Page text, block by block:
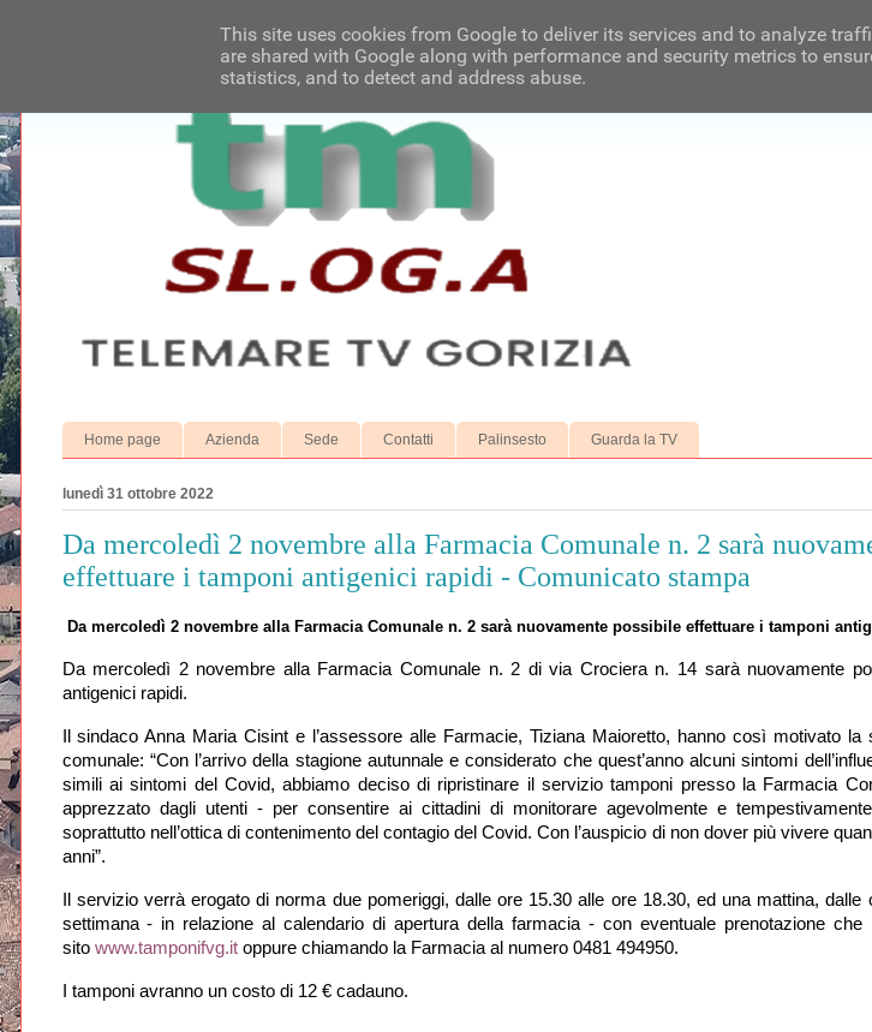
Home page Azienda Sede Contatti Palinsesto Guarda la TV
lunedì 31 ottobre 2022
Da mercoledì 2 novembre alla Farmacia Comunale n. 2 sarà
effettuare i tamponi antigenici rapidi - Comunicato stampa
Da mercoledì 2 novembre alla Farmacia Comunale n. 2 sarà nuovamente possibile effettuare i tamponi
Da mercoledì 2 novembre alla Farmacia Comunale n. 2 divia Crociera n. 14 sarà nuovamente
antigenici rapidi.
Il sindaco Anna Maria Cisint e l’assessore alle Farmacie, Tiziana Maioretto, hanno così motivato la
comunale: “Con l’arrivo della stagione autunnale e considerato che quest’anno alcuni sintomi
simili ai sintomi del Covid, abbiamo deciso di ripristinare il servizio tamponi presso la Farmacia
apprezzato dagli utenti - per consentire ai cittadini di monitorare agevolmente e
soprattutto nell’ottica di contenimento del contagio del Covid. Con l’auspicio di non dover più vivere
anni”.
Il servizio verrà erogato di norma due pomeriggi, dalle ore 15.30alle ore 18.30, ed una mattina, dalle
settimana - in relazione al calendario di apertura della farmacia - con eventuale prenotazione che
sito www.tamponifvg.itoppure chiamando la Farmacia al numero 0481 494950.
I tamponi avranno un costo di 12 € cadauno.
This site uses cookies from Google to deliver its services and to analyze
are shared with Google along with performance and security metrics to
statistics, and to detect and address abuse.